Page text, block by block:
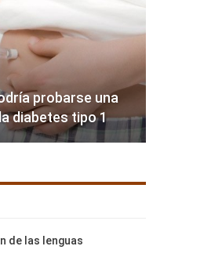
probarse una
diabetes tipo 1
de las lenguas